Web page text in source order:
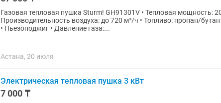
Газовая тепловая пушка Sturm! GH91301V • Тепловая мощность:
Производительность воздуха: до 720 м³/ч • Топливо: пропан/
• Пьезоподжиг • Давление газа:...
Астана, 20 июля
Электрическая тепловая пушка 3 кВт
7 000 ₸